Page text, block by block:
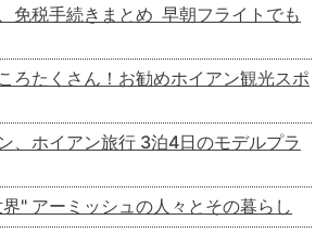
免税手続きまとめ 早朝フライトでも
ろたくさん！お勧めホイアン観光スポ
、ホイアン旅行 3泊4日のモデルプラ
" アーミッシュの人々とその暮らし